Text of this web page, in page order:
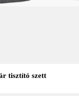
tisztító szett